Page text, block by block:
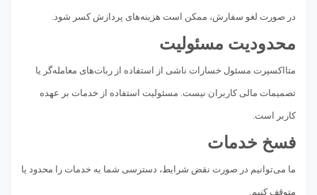
در صورت لغو سفارش، ممکن است هزینه‌های پردازش کسر شود.
محدودیت مسئولیت
متااکسپرت مسئول خسارات ناشی از استفاده از ربات‌های معامله‌گر یا
تصمیمات مالی کاربران نیست. مسئولیت استفاده از خدمات بر عهده
کاربر است.
فسخ خدمات
ما می‌توانیم در صورت نقض شرایط، دسترسی شما به خدمات را محدود یا
متوقف کنیم.